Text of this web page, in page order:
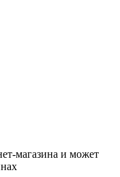
магазина и может